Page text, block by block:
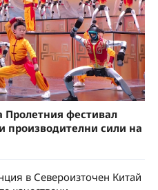
Пролетния фестивал
производителни сили на
в Североизточен Китай